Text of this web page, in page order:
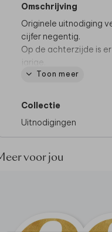
Omschrijving
Originele uitnodiging
cijfer negentig.
Op de achterzijde is
jarige.
gedrukt.
Toon meer
Collectie
Uitnodigingen
voor jou